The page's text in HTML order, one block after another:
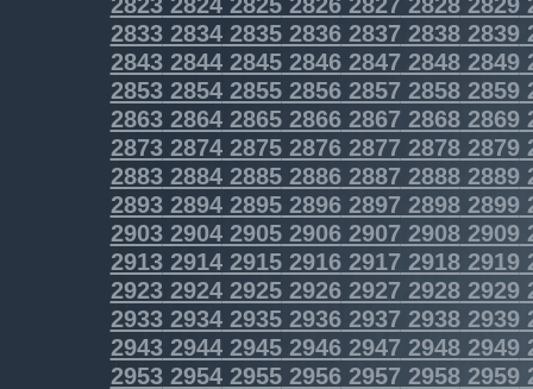
2833283428352836283728382839
2843284428452846284728482849
28532854285528562857 28582859
28632864286528662867 28682869
28732874287528762877 28782879
2883288428852886288728882889
2893289428952896289728982899
2903290429052906290729082909
29132914291529162917 29182919
29232924292529262927 29282929
29332934293529362937 29382939
29432944294529462947 29482949
29532954295529562957 29582959